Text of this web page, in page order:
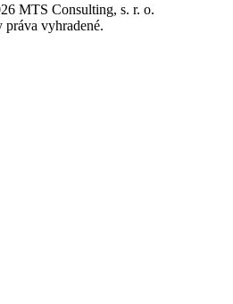
MTS Consulting, s. r. o.
práva vyhradené.